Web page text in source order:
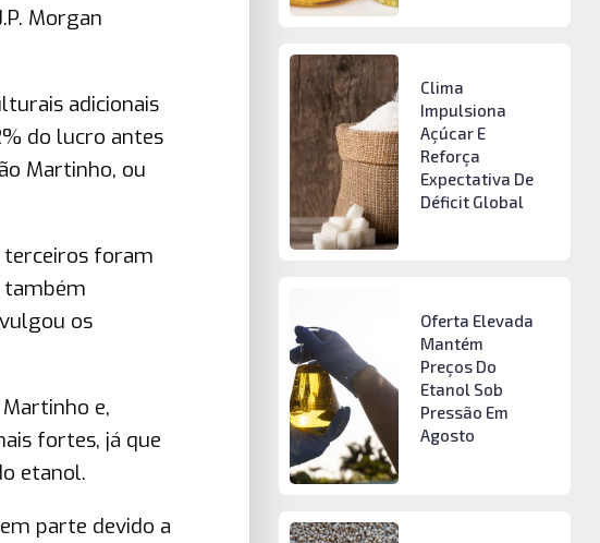
Morgan
adicionais
do lucro antes
Martinho, ou
terceiros foram
também
os
e,
fortes, já que
etanol.
parte devido a
Clima
Impulsiona
Açúcar E
Reforça
Expectativa De
Déficit Global
Oferta Elevada
Mantém
Preços Do
Etanol Sob
Pressão Em
Agosto